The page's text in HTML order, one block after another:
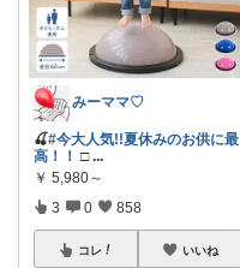
みーママ♡
🍒#今大人気!!夏休みのお供に最
高！！ □ ...
￥ 5,980～
3 0 858
コレ いいね